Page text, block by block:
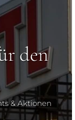
den
& Aktionen